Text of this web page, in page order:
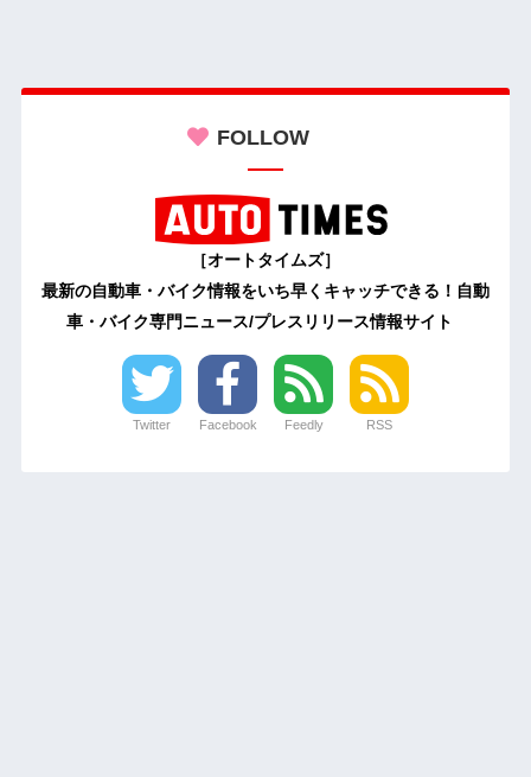
FOLLOW
［オートタイムズ］
最新の自動車・バイク情報をいち早くキャッチできる！自動
車・バイク専門ニュース/プレスリリース情報サイト
Twitter Facebook Feedly RSS